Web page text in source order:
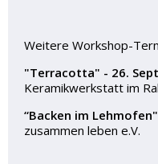
Weitere Workshop-
"Terracotta" - 26.
Keramikwerkstatt im
“Backen im
zusammen leben e.V.